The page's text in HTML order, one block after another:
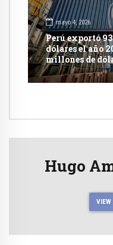
mayo 4, 2026
Perú exportó
dólares el año
millones de
Hugo